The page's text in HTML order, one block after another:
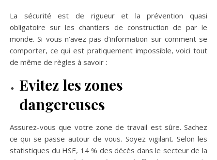
La sécurité est de rigueur et la prévention quasi
obligatoire sur les chantiers de construction de par le
monde. Si vous n’avez pas d’information sur comment se
comporter, ce qui est pratiquement impossible, voici tout
de même de règles à savoir :
Evitez les zones
dangereuses
Assurez-vous que votre zone de travail est sûre. Sachez
ce qui se passe autour de vous. Soyez vigilant. Selon les
statistiques du HSE, 14 % des décès dans le secteur de la